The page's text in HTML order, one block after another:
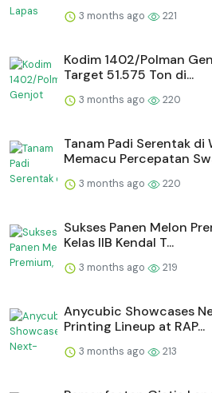
3 months ago 221
Kodim 1402/Polman
Target 51.575 Ton di...
3 months ago 220
Tanam Padi Serentak di
Memacu Percepatan
3 months ago 220
Sukses Panen Melon
Kelas IIB Kendal T...
3 months ago 219
Anycubic Showcases
Printing Lineup at RAP...
3 months ago 213